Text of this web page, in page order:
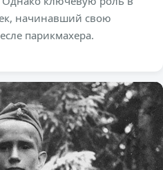
начинавший свою
парикмахера.